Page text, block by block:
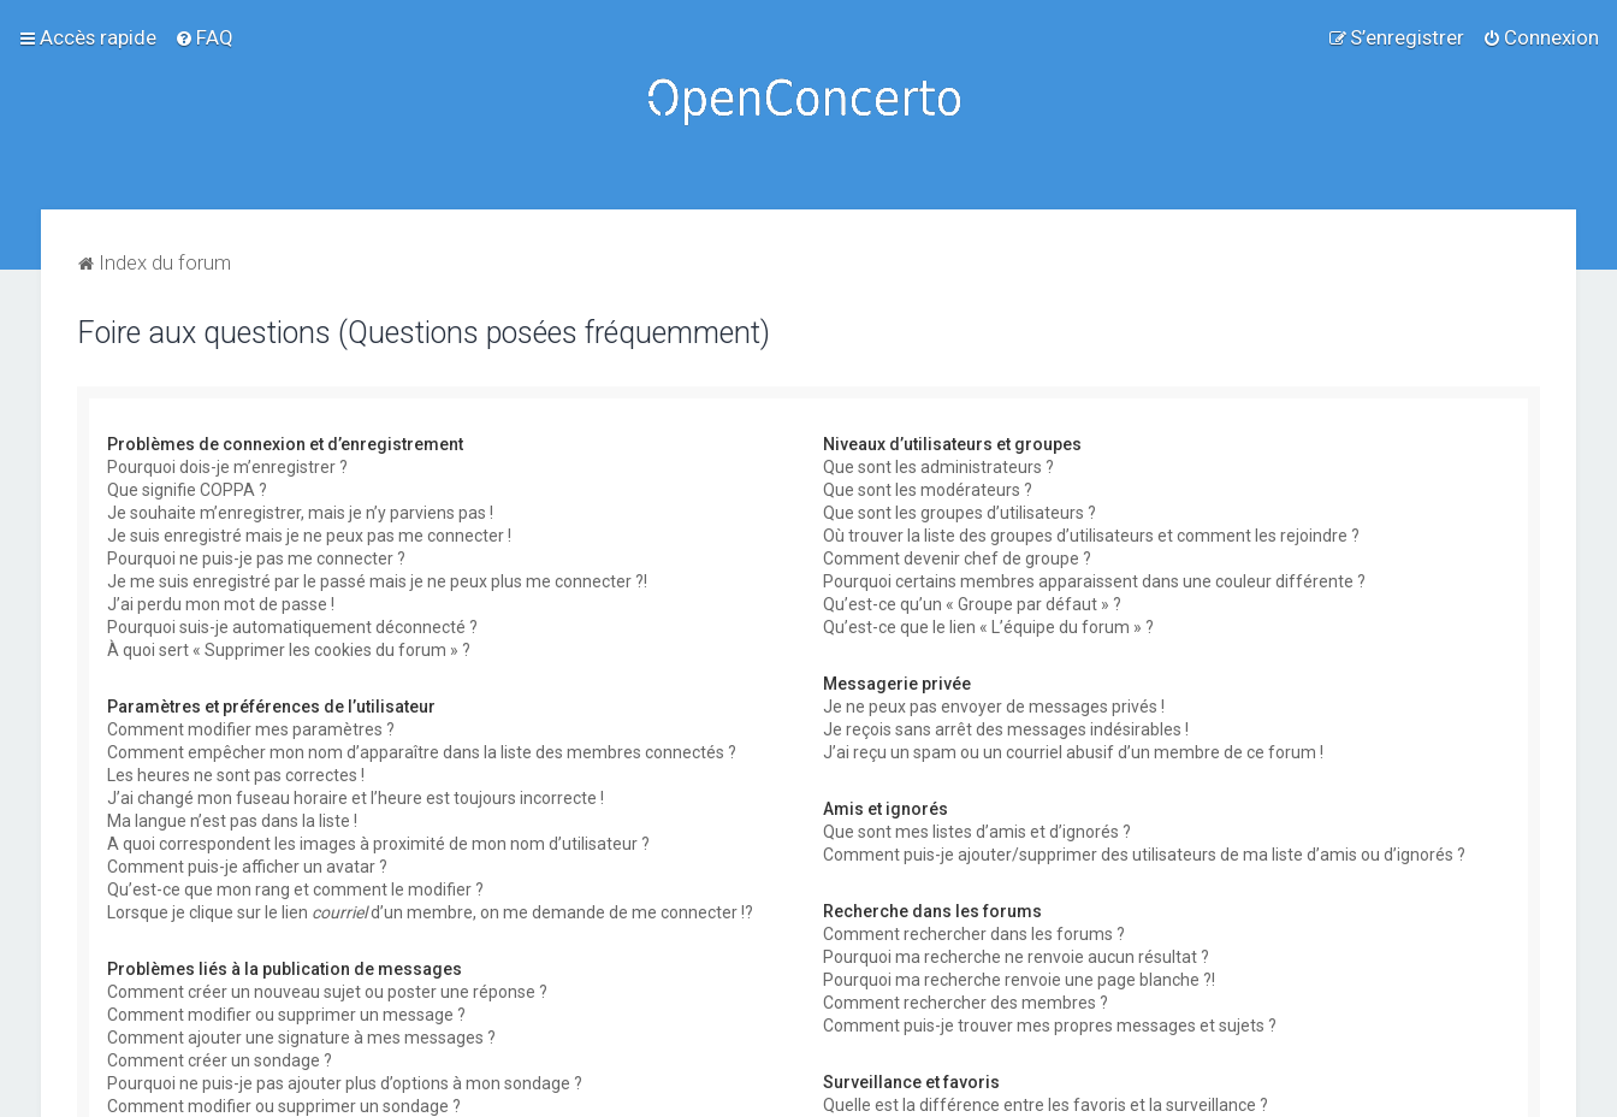
Accès rapide FAQ Connexion
S’enregistrer
Index du forum
Foire aux questions (Questions posées fréquemment)
Problèmes de connexion et d’enregistrement
Pourquoi dois-je m’enregistrer ?
Que signifie COPPA ?
Je souhaite m’enregistrer, mais je n’y parviens pas !
Je suis enregistré mais je ne peux pas me connecter !
Pourquoi ne puis-je pas me connecter ?
Je me suis enregistré par le passé mais je ne peux plus me connecter ?!
J’ai perdu mon mot de passe !
Pourquoi suis-je automatiquement déconnecté ?
À quoi sert « Supprimer les cookies du forum » ?
Paramètres et préférences de l’utilisateur
Comment modifier mes paramètres ?
Comment empêcher mon nom d’apparaître dans la liste des membres connectés ?
Les heures ne sont pas correctes !
J’ai changé mon fuseau horaire et l’heure est toujours incorrecte !
Ma langue n’est pas dans la liste !
A quoi correspondent les images à proximité de mon nom d’utilisateur ?
Comment puis-je afficher un avatar ?
Qu’est-ce que mon rang et comment le modifier ?
Lorsque je clique sur le lien courrield’un membre, on me demande de me connecter !?
Problèmes liés à la publication de messages
Comment créer un nouveau sujet ou poster une réponse ?
Comment modifier ou supprimer un message ?
Comment ajouter une signature à mes messages ?
Comment créer un sondage ?
Pourquoi ne puis-je pas ajouter plus d’options à mon sondage ?
Comment modifier ou supprimer un sondage ?
Niveaux d’utilisateurs et groupes
Que sont les administrateurs ?
Que sont les modérateurs ?
Que sont les groupes d’utilisateurs ?
Où trouver la liste des groupes d’utilisateurs et comment les rejoindre ?
Comment devenir chef de groupe ?
Pourquoi certains membres apparaissent dans une couleur différente ?
Qu’est-ce qu’un « Groupe par défaut » ?
Qu’est-ce que le lien « L’équipe du forum » ?
Messagerie privée
Je ne peux pas envoyer de messages privés !
Je reçois sans arrêt des messages indésirables !
J’ai reçu un spam ou un courriel abusif d’un membre de ce forum !
Amis et ignorés
Que sont mes listes d’amis et d’ignorés ?
Comment puis-je ajouter/supprimer des utilisateurs de ma liste d’amis ou d’ignorés ?
Recherche dans les forums
Comment rechercher dans les forums ?
Pourquoi ma recherche ne renvoie aucun résultat ?
Pourquoi ma recherche renvoie une page blanche ?!
Comment rechercher des membres ?
Comment puis-je trouver mes propres messages et sujets ?
Surveillance et favoris
Quelle est la différence entre les favoris et la surveillance ?